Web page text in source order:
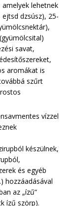
lehetnek
dzsúsz), 25-
savat,
aromákat is
szűrt
vízzel
készülnek,
és egyéb
hozzáadásával
az „ízű”
ízű szörp).